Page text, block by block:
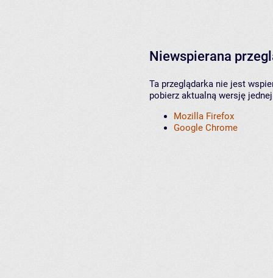
Niewspierana
Ta przeglądarka nie jest
pobierz aktualną wersję
Mozilla Firefox
Google Chrome